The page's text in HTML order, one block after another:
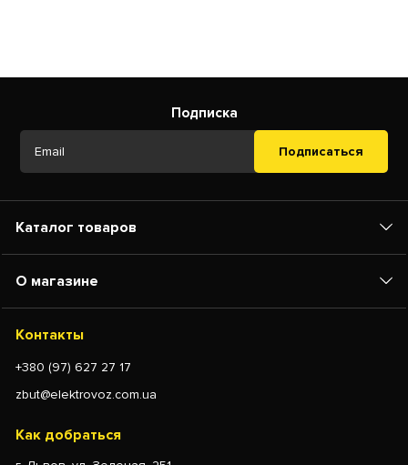
Подписка
Подписаться
Каталог товаров
О магазине
Контакты
+380 (97) 627 27 17
zbut@elektrovoz.com.ua
Как добраться